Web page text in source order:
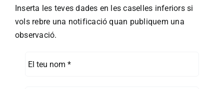
Inserta les teves dades en les caselles inferiors si
vols rebre una notificació quan publiquem una
observació.